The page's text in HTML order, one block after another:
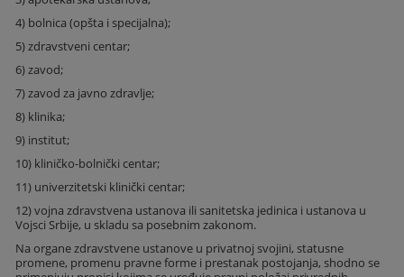
4) bolnica (opšta i specijalna);
5) zdravstveni centar;
6) zavod;
7) zavod za javno zdravlje;
8) klinika;
9) institut;
10) kliničko-bolnički centar;
11) univerzitetski klinički centar;
12) vojna zdravstvena ustanova ili sanitetska jedinica i ustanova u
Vojsci Srbije, u skladu sa posebnim zakonom.
Na organe zdravstvene ustanove u privatnoj svojini, statusne
promene, promenu pravne forme i prestanak postojanja, shodno se